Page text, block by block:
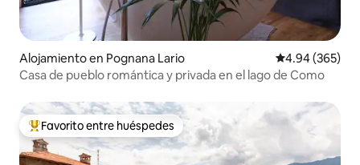
Alojamiento en Pognana Lario Calificación
4.94 (365)
Casa de pueblo romántica y privada en el lago de Como
Favorito entre huéspedes preferido
Favorito entre huéspedes